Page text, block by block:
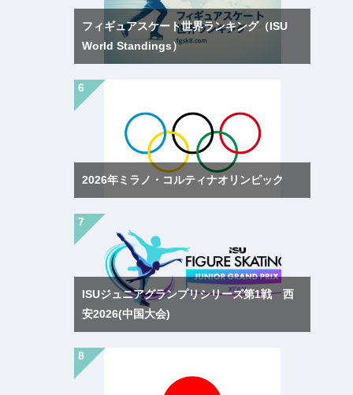
フィギュアスケート世界ランキング（ISU
World Standings）
2026年ミラノ・コルティナオリンピック
ISUジュニアグランプリシリーズ第1戦 西
安2026(中国大会)